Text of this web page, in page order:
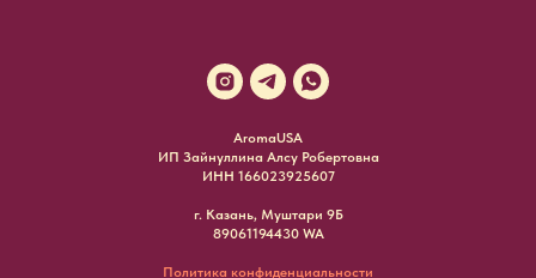
AromaUSA
ИП Зайнуллина Алсу Робертовна
ИНН 166023925607
г. Казань, Муштари 9Б
89061194430 WA
Политика конфиденциальности